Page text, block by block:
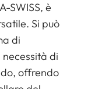
SWISS, è
Si può
di
di
offrendo